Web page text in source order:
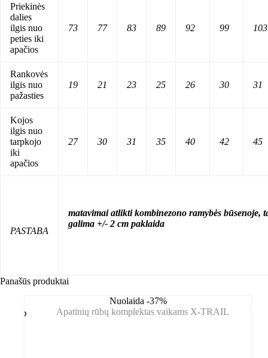
Priekinės
dalies
ilgis nuo
peties iki
apačios
73 77 83 89 92 99 103
Rankovės
ilgis nuo
pažasties
19 21 23 25 26 30 31
Kojos
ilgis nuo
tarpkojo
iki
apačios
27 30 31 35 40 42 45
PASTABA
matavimai atlikti kombinezono ramybės būsenoje,
galima +/- 2 cm paklaida
Panašūs produktai
Nuolaida -37%